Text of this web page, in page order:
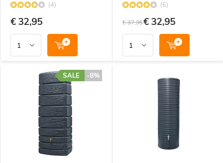
(4)
€ 32,95
(6)
€ 37,95€ 32,95
-8%
SALE